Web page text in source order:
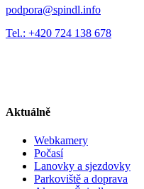
podpora@spindl.info
Tel.: +420 724 138 678
Aktuálně
Webkamery
Počasí
Lanovky a sjezdovky
Parkoviště a doprava